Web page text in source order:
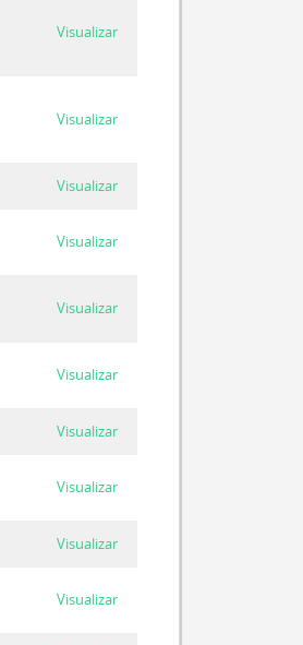
Visualizar
Visualizar
Visualizar
Visualizar
Visualizar
Visualizar
Visualizar
Visualizar
Visualizar
Visualizar